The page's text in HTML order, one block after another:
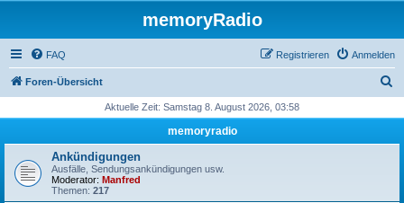
memoryRadio
FAQ Anmelden
Registrieren
Foren-Übersicht
h
Aktuelle Zeit: Samstag 8. August 2026, 03:58
memoryradio
Ankündigungen
Ausfälle, Sendungsankündigungen usw.
Moderator: Manfred
Themen: 217